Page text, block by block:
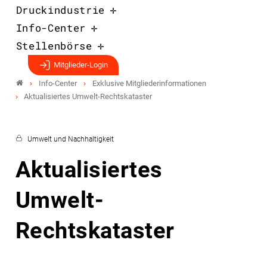
Druckindustrie
Info-Center
Stellenbörse
Mitglieder-Login
Info-Center
Exklusive Mitgliederinformationen
Aktualisiertes Umwelt-Rechtskataster
Umwelt und Nachhaltigkeit
Aktualisiertes
Umwelt-
Rechtskataster